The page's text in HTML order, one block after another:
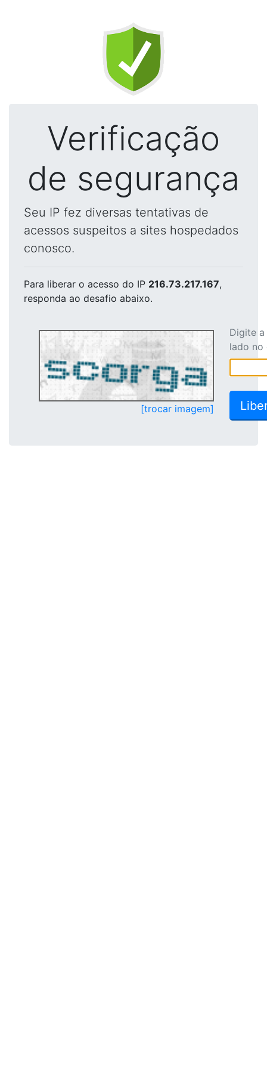
Verificação
de segurança
Seu IP fez diversas tentativas de
acessos suspeitos a sites hospedados
conosco.
Para liberar o acesso do IP 216.73.217.167,
responda ao desafio abaixo.
[trocar imagem]
Digite
lado no